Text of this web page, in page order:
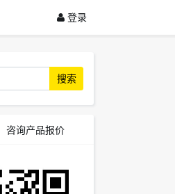
登录
搜索
咨询产品报价